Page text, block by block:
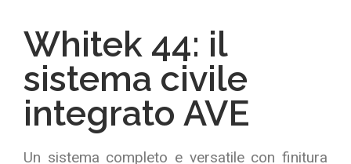
Whitek 44: il
sistema civile
integrato AVE
Un sistema completo e versatile con finitura